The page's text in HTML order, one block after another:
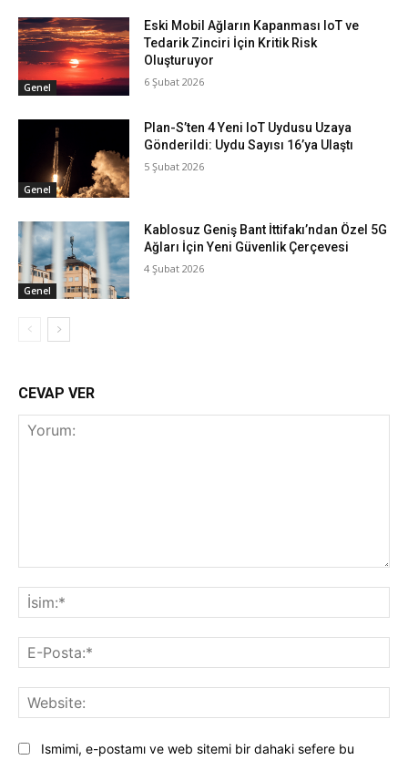
Genel
Eski Mobil Ağların Kapanması IoT ve
Tedarik Zinciri İçin Kritik Risk
Oluşturuyor
6 Şubat 2026
Genel
Plan-S’ten 4 Yeni IoT Uydusu Uzaya
Gönderildi: Uydu Sayısı 16’ya Ulaştı
5 Şubat 2026
Genel
Kablosuz Geniş Bant İttifakı’ndan Özel 5G
Ağları İçin Yeni Güvenlik Çerçevesi
4 Şubat 2026
CEVAP VER
Ismimi, e-postamı ve web sitemi bir dahaki sefere bu